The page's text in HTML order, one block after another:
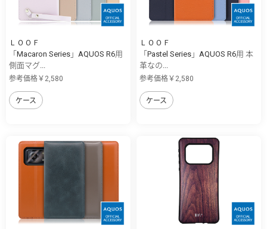
ＬＯＯＦ
「Macaron Series」AQUOS R6用
側面マグ...
参考価格￥2,580
ケース
ＬＯＯＦ
「Pastel Series」AQUOS R6用 本
革なの...
参考価格￥2,580
ケース